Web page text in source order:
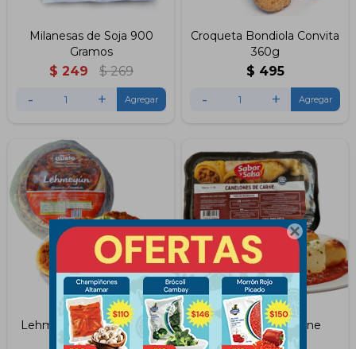

Milanesas de Soja 900
Gramos
$ 249 $ 269
- +
Croqueta Bondiola Convita
360g
$ 495
- +
Lehmeyun Da Gusto 500
Gramos
Canelones de Carne
360Grs